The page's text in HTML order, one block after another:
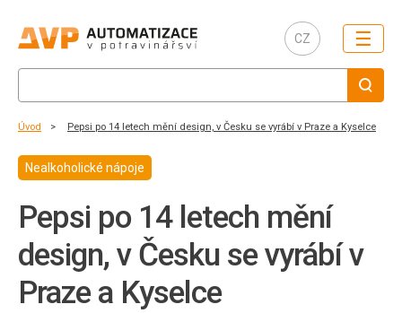
CZ ☰
Úvod Pepsi po 14 letech mění design, v Česku se vyrábí v Praze a Kyselce
Nealkoholické nápoje
Pepsi po 14 letech mění
design, v Česku se vyrábí v
Praze a Kyselce